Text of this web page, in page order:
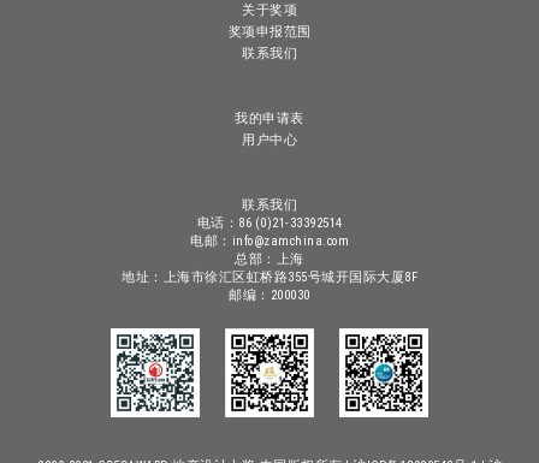
关于奖项
奖项申报范围
联系我们
我的申请表
用户中心
联系我们
电话：86 (0)21-33392514
电邮：info@zamchina.com
总部：上海
地址：上海市徐汇区虹桥路355号城开国际大厦8F
邮编：200030